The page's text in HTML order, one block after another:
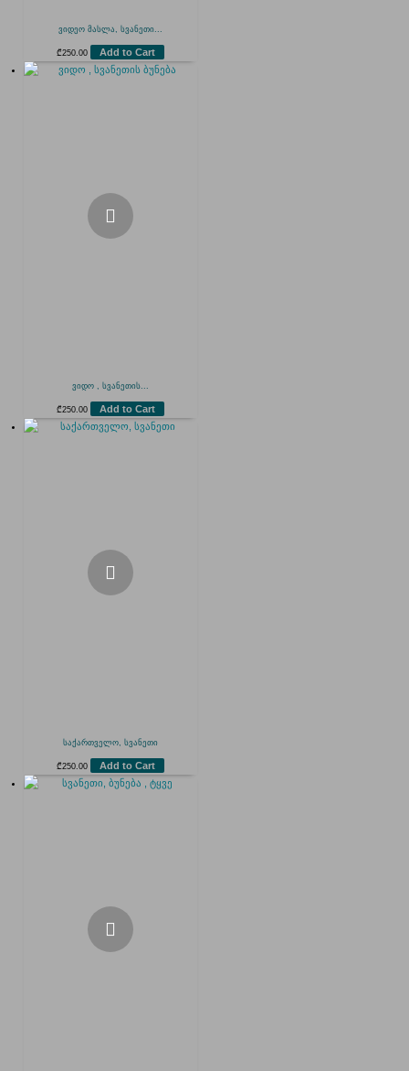
ვიდეო მასლა, სვანეთი...
₾250.00 Add to Cart
ვიდო , სვანეთის...
₾250.00 Add to Cart
საქართველო, სვანეთი
₾250.00 Add to Cart